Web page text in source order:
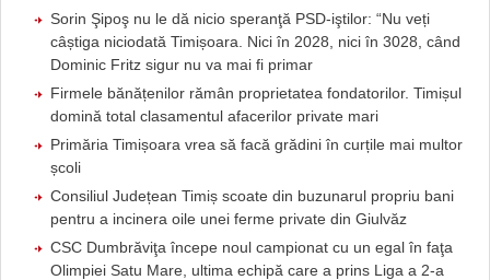
Sorin Şipoş nu le dă nicio speranţă PSD-iştilor: “Nu veți
câștiga niciodată Timișoara. Nici în 2028, nici în 3028, când
Dominic Fritz sigur nu va mai fi primar
Firmele bănățenilor rămân proprietatea fondatorilor. Timișul
domină total clasamentul afacerilor private mari
Primăria Timișoara vrea să facă grădini în curțile mai multor
școli
Consiliul Județean Timiș scoate din buzunarul propriu bani
pentru a incinera oile unei ferme private din Giulvăz
CSC Dumbrăviţa începe noul campionat cu un egal în faţa
Olimpiei Satu Mare, ultima echipă care a prins Liga a 2-a